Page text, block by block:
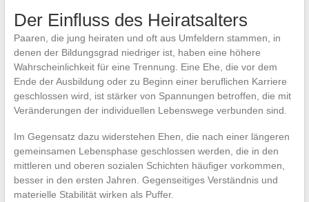
Der Einfluss des Heiratsalters
Paaren, die jung heiraten und oft aus Umfeldern stammen, in
denen der Bildungsgrad niedriger ist, haben eine höhere
Wahrscheinlichkeit für eine Trennung. Eine Ehe, die vor dem
Ende der Ausbildung oder zu Beginn einer beruflichen Karriere
geschlossen wird, ist stärker von Spannungen betroffen, die mit
Veränderungen der individuellen Lebenswege verbunden sind.
Im Gegensatz dazu widerstehen Ehen, die nach einer längeren
gemeinsamen Lebensphase geschlossen werden, die in den
mittleren und oberen sozialen Schichten häufiger vorkommen,
besser in den ersten Jahren. Gegenseitiges Verständnis und
materielle Stabilität wirken als Puffer.